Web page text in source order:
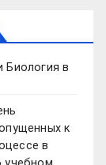
Биология в
к
в